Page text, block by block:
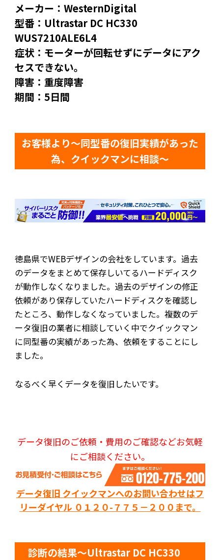
メーカー：WesternDigital
型番：Ultrastar DC HC330
WUS7210ALE6L4
症状：モーターが回転せずにデータにアク
セスできない。
障害：重度障害
期間：5日間
お客様より～同型番の復旧実績があった
為、クイックマンに相談～
徳島県でWEBデザインの会社をしています。過去
のデータをまとめて保存しいてるハードディスク
が動作しなくなりました。過去のデザインの修正
依頼があり保存していたハードディスクを確認し
たところ、動作しなくなっていました。複数のデ
ータ復旧の業者に相談していく中でクイックマン
に同型番の実績があった為、依頼をすることにし
ました。
なるべく早くデータを復旧したいです。
データ復旧のご依頼・費用のご確認などお気軽
にご相談ください。
データ復旧 クイックマンへのお問い合わせはフ
リーダイヤル ０１２０-７７５－２００まで。
診断の結果～Ultrastar DC HC330